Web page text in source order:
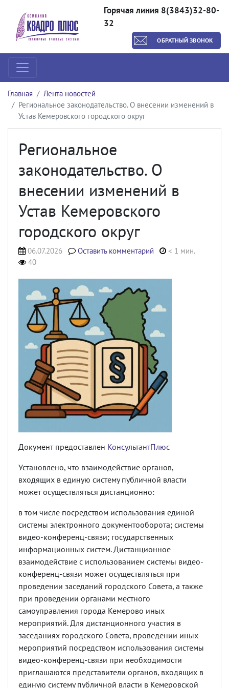
Горячая линия 8(3843)32-80-
32
ОБРАТНЫЙ ЗВОНОК
Главная
Лента новостей
Региональное законодательство. О внесении изменений в
Устав Кемеровского городского округ
Региональное
законодательство. О
внесении изменений в
Устав Кемеровского
городского округ
06.07.2026 Оставить комментарий
< 1 мин.
40
Документ предоставлен КонсультантПлюс
Установлено, что взаимодействие органов,
входящих в единую систему публичной власти
может осуществляться дистанционно:
в том числе посредством использования единой
системы электронного документооборота; системы
видео-конференц-связи; государственных
информационных систем. Дистанционное
взаимодействие с использованием системы видео-
конференц-связи может осуществляться при
проведении заседаний городского Совета, а также
при проведении органами местного
самоуправления города Кемерово иных
мероприятий. Для дистанционного участия в
заседаниях городского Совета, проведении иных
мероприятий посредством использования системы
видео-конференц-связи при необходимости
приглашаются представители органов, входящих в
единую систему публичной власти в Кемеровской